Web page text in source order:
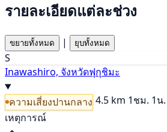
รายละเอียดแต่ละช่วง
ขยายทั้งหมด | ยุบทั้งหมด
S
Inawashiro, จังหวัดฟุกุชิมะ
ความเสี่ยงปานกลาง 4.5 km 1ชม. 1น.
เหตุการณ์